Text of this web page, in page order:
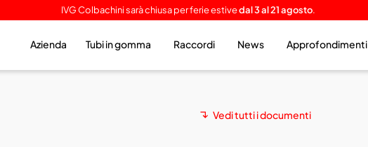
IVG Colbachini sarà chiusa per ferie estivedal 3 al 21 agosto.
Azienda Tubi in gomma Raccordi News Approfondimenti
Vedi tutti i documenti